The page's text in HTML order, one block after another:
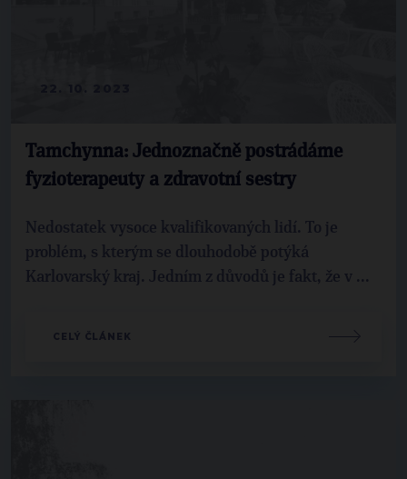
Tamchynna: Jednoznačně postrádáme
fyzioterapeuty a zdravotní sestry
Nedostatek vysoce kvalifikovaných lidí. To je
problém, s kterým se dlouhodobě potýká
Karlovarský kraj. Jedním z důvodů je fakt, že v ...
CELÝ ČLÁNEK